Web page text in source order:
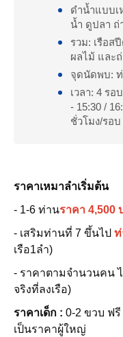
ดำน้ำแบบเ
น้ำ ดูปลา ถ่
รวม: เรือส
ผลไม้ และ
จุดนัดพบ: ท่
เวลา: 4 รอ
- 15:30 /
ชั่วโมง/รอบ
ราคาเหมาลำเริ่มต้น
- 1-6 ท่านราคา 4,500
- เสริมท่านที่ 7 ขึ้นไป ท่
เรือ1ลำ)
- ราคาตามจำนวนคน
จริงที่ลงเรือ)
ราคาเด็ก : 0-2 ขวบ ฟ
เป็นราคาผู้ใหญ่